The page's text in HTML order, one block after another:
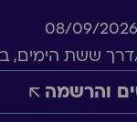
08/09/2026
דרך ששת הימים,
והרשמה